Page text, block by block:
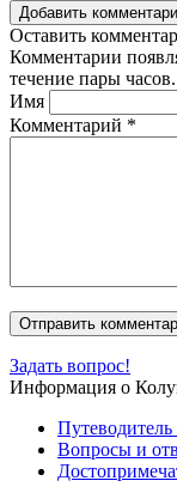
Добавить
Оставить
Комментарии
течение пары часов.
Имя
Комментарий *
Задать вопрос!
Информация о
Путеводитель
Вопросы и